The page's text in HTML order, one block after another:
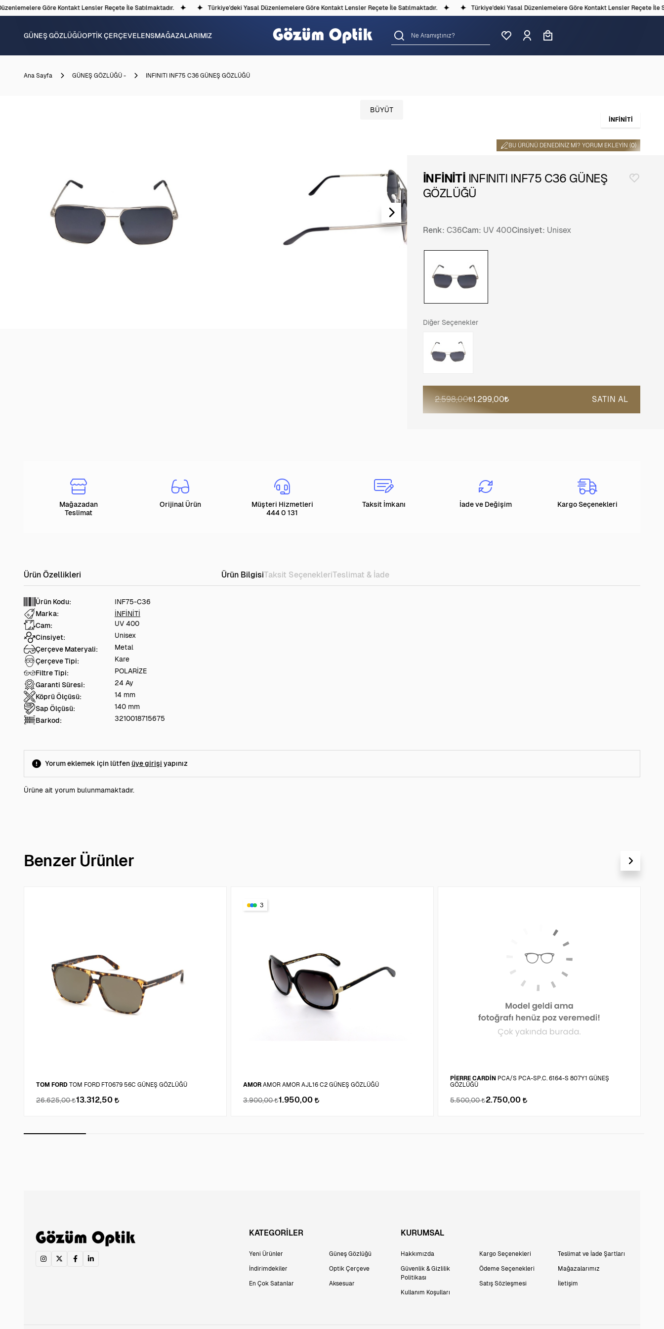
Göre Kontakt Lensler Reçete İle Satılmaktadır. Türkiye'deki Yasal Düzenlemelere Göre Kontakt Lensler Reçete İle Satılmaktadır. Türkiye'deki Yasal Düzenlemelere Göre Kontakt Lensler Reçete İle
GÜNEŞ GÖZLÜĞÜOPTİK ÇERÇEVELENSMAĞAZALARIMIZ
Ana Sayfa GÜNEŞ GÖZLÜĞÜ - INFINITI INF75 C36 GÜNEŞ GÖZLÜĞÜ
BÜYÜT
BU ÜRÜNÜ DENEDINIZ MI? YORUM EKLEYIN (0)
İNFİNİTİ
İNFİNİTİ INFINITI INF75 C36 GÜNEŞ
GÖZLÜĞÜ
Renk: C36Cam: UV 400Cinsiyet: Unisex
Diğer Seçenekler
2.598,00 1.299,00 SATIN AL
Mağazadan
Teslimat
Orijinal Ürün
Müşteri Hizmetleri
444 0 131
Taksit İmkanı İade ve Değişim Kargo Seçenekleri
Ürün Kodu:
INF75-C36
Marka:
İNFİNİTİ
Cam:
UV 400
Cinsiyet:
Unisex
Çerçeve Materyali:
Metal
Çerçeve Tipi:
Kare
Filtre Tipi:
POLARİZE
Garanti Süresi:
24 Ay
Köprü Ölçüsü:
14 mm
Sap Ölçüsü:
140 mm
Barkod:
3210018715675
Ürün BilgisiTaksit SeçenekleriTeslimat & İade
Yorum eklemek için lütfen üye girişi yapınız
Ürüne ait yorum bulunmamaktadır.
Benzer Ürünler
TOM FORD TOM FORD FT0679 56C GÜNEŞ GÖZLÜĞÜ
26.625,00 13.312,50
3
AMOR AMOR AMOR AJL16 C2 GÜNEŞ GÖZLÜĞÜ
3.900,00 1.950,00
PİERRE CARDİN PCA/S PCA-SP.C. 6164-S 807Y1 GÜNEŞ
GÖZLÜĞÜ
5.500,00 2.750,00
KATEGORİLER
Yeni Ürünler
İndirimdekiler
En Çok Satanlar
Güneş Gözlüğü
Optik Çerçeve
Aksesuar
KURUMSAL
Hakkımızda
Güvenlik & Gizlilik
Politikası
Kullanım Koşulları
Kargo Seçenekleri
Ödeme Seçenekleri
Satış Sözleşmesi
Teslimat ve İade Şartları
Mağazalarımız
İletişim